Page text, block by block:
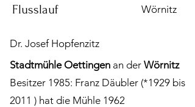
Wörnitz
Flusslauf
Dr. Josef Hopfenzitz
Stadtmühle Oettingen an der Wörnitz
Besitzer 1985: Franz Däubler (*1929 bis
2011 ) hat die Mühle 1962